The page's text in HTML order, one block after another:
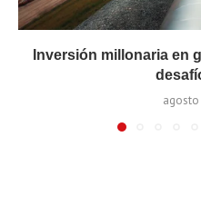
Inversión millonaria en
agosto